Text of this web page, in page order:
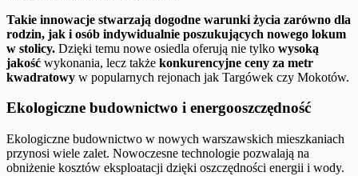
Takie innowacje stwarzają dogodne warunki życia zarówno dla
rodzin, jak i osób indywidualnie poszukujących nowego lokum
w stolicy. Dzięki temu nowe osiedla oferują nie tylko wysoką
jakość wykonania, lecz także konkurencyjne ceny za metr
kwadratowy w popularnych rejonach jak Targówek czy Mokotów.
Ekologiczne budownictwo i energooszczędność
Ekologiczne budownictwo w nowych warszawskich mieszkaniach
przynosi wiele zalet. Nowoczesne technologie pozwalają na
obniżenie kosztów eksploatacji dzięki oszczędności energii i wody.